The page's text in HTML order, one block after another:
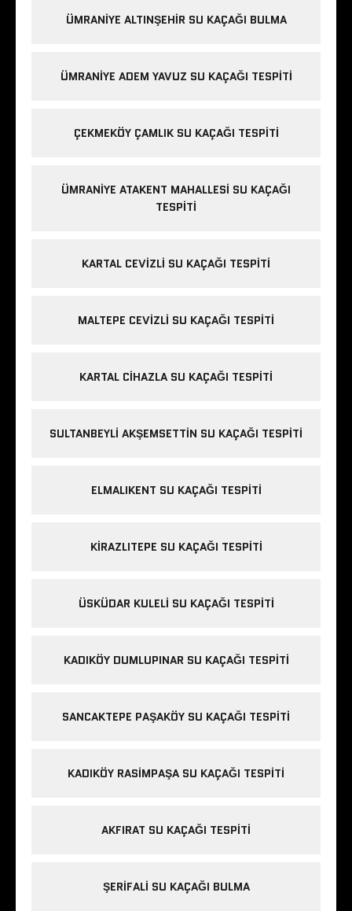
ÜMRANIYE ALTINŞEHIR SU KAÇAĞI BULMA
ÜMRANIYE ADEM YAVUZ SU KAÇAĞI TESPITI
ÇEKMEKÖY ÇAMLIK SU KAÇAĞI TESPITI
ÜMRANIYE ATAKENT MAHALLESI SU KAÇAĞI
TESPITI
KARTAL CEVIZLI SU KAÇAĞI TESPITI
MALTEPE CEVIZLI SU KAÇAĞI TESPITI
KARTAL CIHAZLA SU KAÇAĞI TESPITI
SULTANBEYLI AKŞEMSETTIN SU KAÇAĞI TESPITI
ELMALIKENT SU KAÇAĞI TESPITI
KIRAZLITEPE SU KAÇAĞI TESPITI
ÜSKÜDAR KULELI SU KAÇAĞI TESPITI
KADIKÖY DUMLUPINAR SU KAÇAĞI TESPITI
SANCAKTEPE PAŞAKÖY SU KAÇAĞI TESPITI
KADIKÖY RASIMPAŞA SU KAÇAĞI TESPITI
AKFIRAT SU KAÇAĞI TESPITI
ŞERIFALI SU KAÇAĞI BULMA